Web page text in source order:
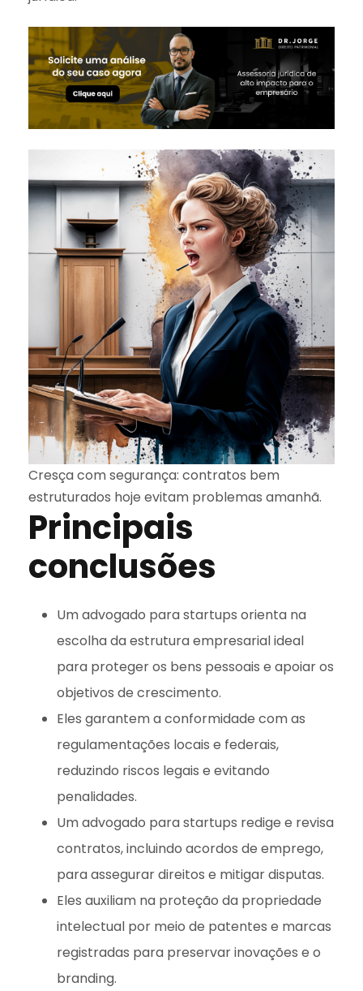
Cresça com segurança: contratos bem
estruturados hoje evitam problemas amanhã.
Principais
conclusões
Um advogado para startups orienta na
escolha da estrutura empresarial ideal
para proteger os bens pessoais e apoiar os
objetivos de crescimento.
Eles garantem a conformidade com as
regulamentações locais e federais,
reduzindo riscos legais e evitando
penalidades.
Um advogado para startups redige e revisa
contratos, incluindo acordos de emprego,
para assegurar direitos e mitigar disputas.
Eles auxiliam na proteção da propriedade
intelectual por meio de patentes e marcas
registradas para preservar inovações e o
branding.